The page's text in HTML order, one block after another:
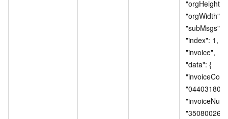
"orgHeight":
"orgWidth":
"subMsgs": [{
"index": 1, 		"op":
"invoice", 		"result": {
"data": {
"35080026",